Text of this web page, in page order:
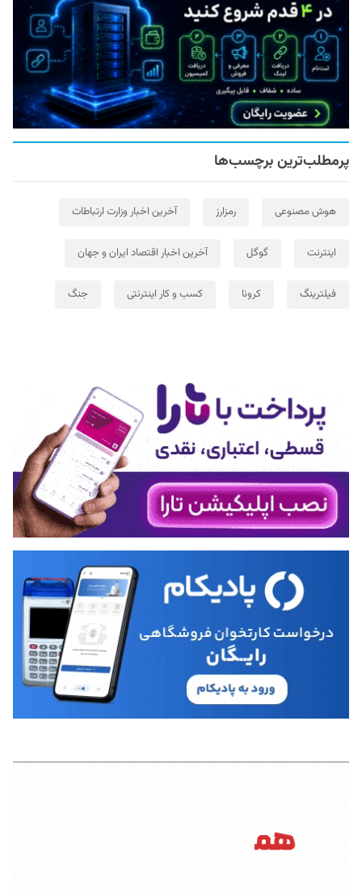
پرمطلب‌ترین برچسب‌ها
هوش مصنوعی رمزارز آخرین اخبار وزارت ارتباطات
اینترنت گوگل آخرین اخبار اقتصاد ایران و جهان
فیلترینگ کرونا کسب و کار اینترنتی جنگ